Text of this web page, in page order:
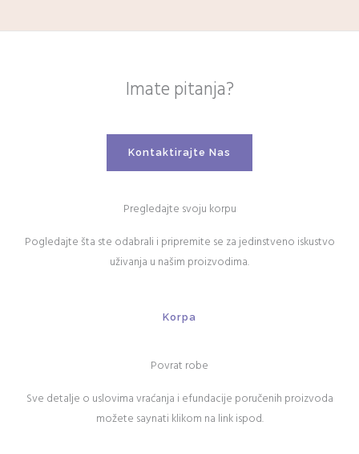
Imate pitanja?
Kontaktirajte Nas
Pregledajte svoju korpu
Pogledajte šta ste odabrali i pripremite se za jedinstveno iskustvo
uživanja u našim proizvodima.
Korpa
Povrat robe
Sve detalje o uslovima vraćanja i efundacije poručenih proizvoda
možete saynati klikom na link ispod.